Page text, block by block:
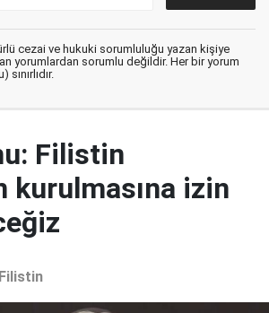
cezai ve hukuki sorumluluğu yazan kişiye
yorumlardan sorumlu değildir. Her bir yorum
Filistin
kurulmasına izin
Filistin